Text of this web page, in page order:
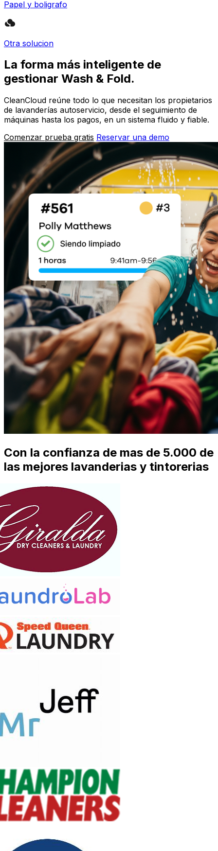
Papel y boligrafo
Otra solucion
La forma más inteligente de
gestionar Wash & Fold.
CleanCloud reúne todo lo que necesitan los propietarios
de lavanderías autoservicio, desde el seguimiento de
máquinas hasta los pagos, en un sistema fluido y fiable.
Comenzar prueba gratis Reservar una demo
Con la confianza de mas de 5.000 de
las mejores lavanderias y tintorerias